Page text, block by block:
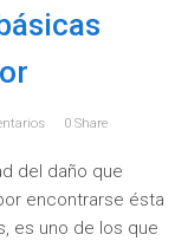
0 Share
del daño que
encontrarse ésta
es uno de los que